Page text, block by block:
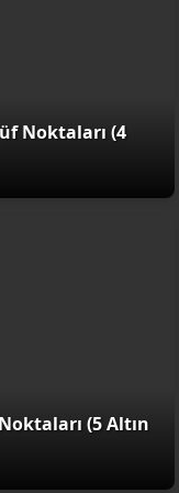
Noktaları (4
(5 Altın